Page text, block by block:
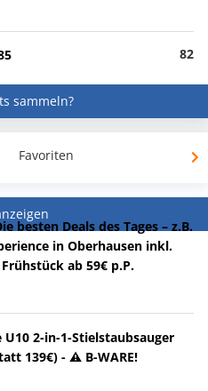
82
sammeln?
Favoriten
besten Deals des Tages – z.B.
in Oberhausen inkl.
ab 59€ p.P.
U10 2-in-1-Stielstaubsauger
139€) - ⚠️ B-WARE!